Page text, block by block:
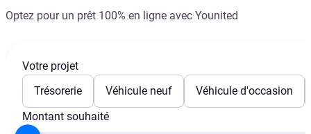
Optez pour un prêt 100% en ligne avec Younited
Votre projet
Trésorerie
Véhicule neuf
Véhicule d'occasion
Montant souhaité